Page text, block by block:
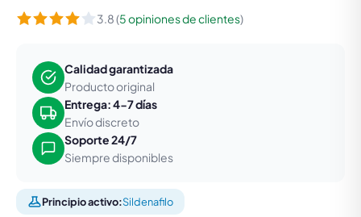
3.8 (5 opiniones de clientes)
Calidad garantizada
Producto original
Entrega: 4-7 días
Envío discreto
Soporte 24/7
Siempre disponibles
Principio activo:Sildenafilo